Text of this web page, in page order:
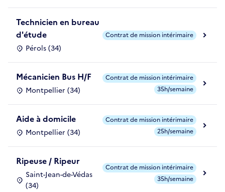
Technicien en bureau
d'étude
Pérols (34)
Contrat de mission intérimaire
Mécanicien Bus H/F
Montpellier (34)
Contrat de mission intérimaire
35h/semaine
Aide à domicile
Montpellier (34)
Contrat de mission intérimaire
25h/semaine
Ripeuse / Ripeur
Saint-Jean-de-Védas
(34)
Contrat de mission intérimaire
35h/semaine